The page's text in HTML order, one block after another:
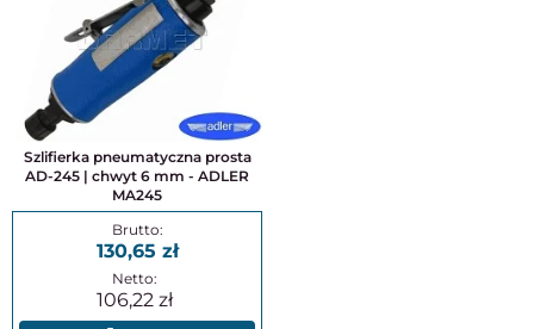
Szlifierka pneumatyczna prosta
AD-245 | chwyt 6 mm - ADLER
MA245
130,65
106,22